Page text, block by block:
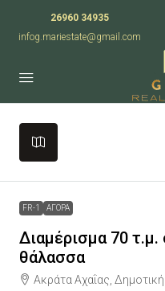
26960 34935
infog.mariestate@gmail.com
+
FR-1 ΑΓΟΡΑ
Διαμέρισμα 70
θάλασσα
Ακράτα Αχαΐας,